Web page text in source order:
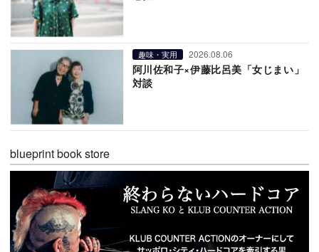
趣味・実用 2026.08.06
阿川佐和子×伊藤比呂美「女じまい」
対談
blueprint book store